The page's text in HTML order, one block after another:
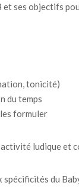
et ses objectifs
tonicité)
du temps
formuler
activité ludique et
du